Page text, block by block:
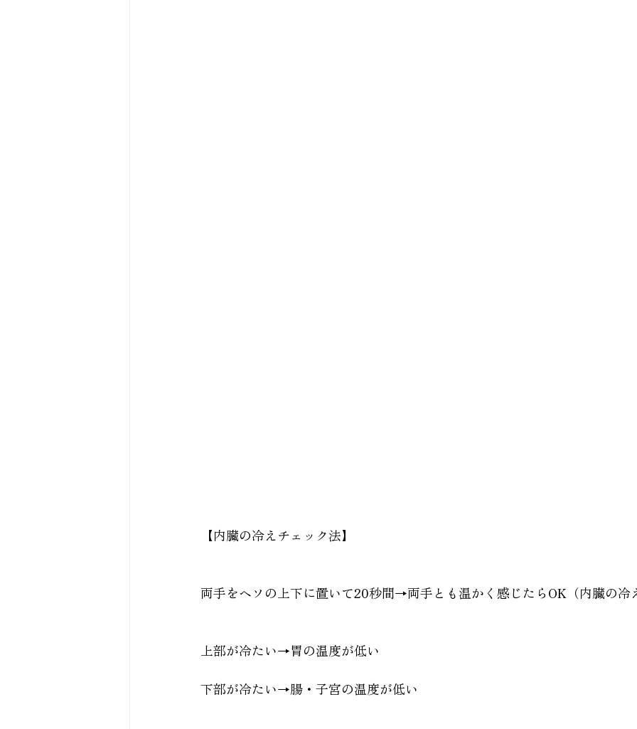
【内臓の冷えチェック法】
両手をヘソの上下に置いて20秒間→両手とも温かく感じたらOK（内臓の冷
上部が冷たい→胃の温度が低い
下部が冷たい→腸・子宮の温度が低い